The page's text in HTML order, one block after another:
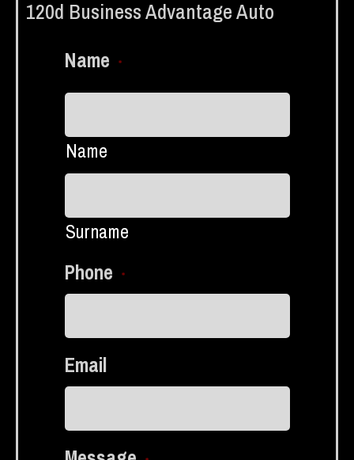
120d Business Advantage Auto
Name *
Name
Surname
Phone *
Email